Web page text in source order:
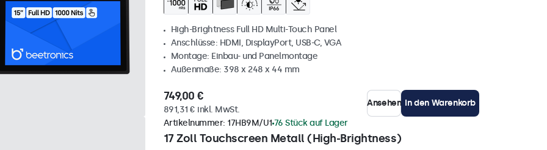
High-Brightness Full HD Multi-Touch Panel
Anschlüsse: HDMI, DisplayPort, USB-C, VGA
Montage: Einbau- und Panelmontage
Außenmaße: 398 x 248 x 44 mm
749,00 €
891,31 € inkl. MwSt.
Ansehen In den Warenkorb
17 Zoll Touchscreen Metall (High-Brightness)
Artikelnummer: 17HB9M/U1 76 Stück auf Lager